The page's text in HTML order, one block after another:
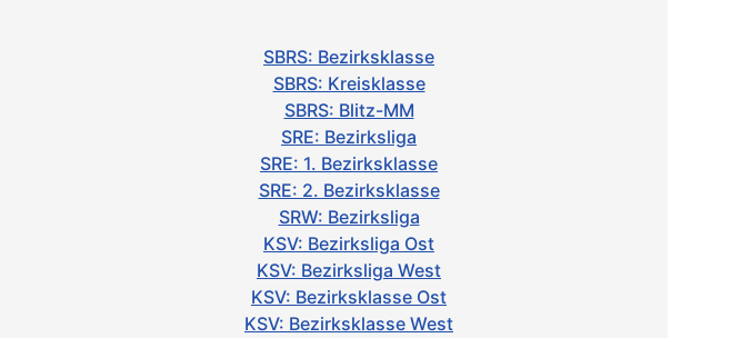
SBRS: Bezirksklasse
SBRS: Kreisklasse
SBRS: Blitz-MM
SRE: Bezirksliga
SRE: 1. Bezirksklasse
SRE: 2. Bezirksklasse
SRW: Bezirksliga
KSV: Bezirksliga Ost
KSV: Bezirksliga West
KSV: Bezirksklasse Ost
KSV: Bezirksklasse West